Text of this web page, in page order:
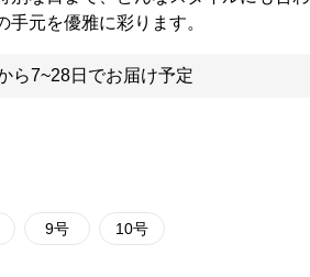
元を優雅に彩ります。
ら7~28日でお届け予定
9号 10号